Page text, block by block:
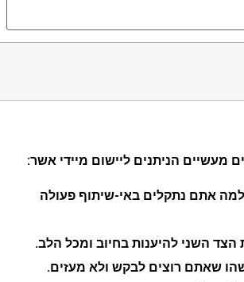
מעשיים הניתנים ליישום מיידי אשר:
אתם נתקלים באי-שיתוף פעולה
השני להיענות בחיוב ומכל הלב.
שאתם רוצים לבקש ולא מעזים.